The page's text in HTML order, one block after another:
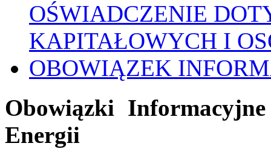
OŚWIADCZENIE
KAPITAŁOWYCH I
OBOWIĄZEK
Obowiązki
Energii